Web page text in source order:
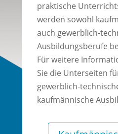
praktische
werden sowohl
auch gewerblich-
Ausbildungsberufe
Für weitere
Sie die Unterseiten
gewerblich-
kaufmännische